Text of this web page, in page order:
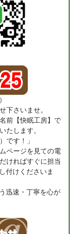
下さいませ。
前【快眠工房】で
たします。
です！」
ページを見ての電
ければすぐに担当
付けくださいま
迅速・丁寧を心が